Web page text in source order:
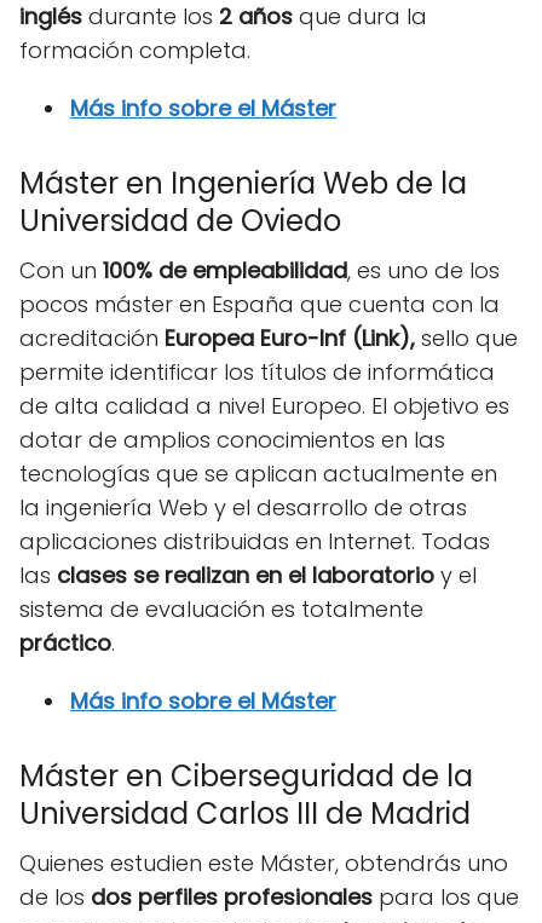
inglés durante los 2 años que dura la
formación completa.
Más info sobre el Máster
Máster en Ingeniería Web de la
Universidad de Oviedo
Con un 100% de empleabilidad, es uno de los
pocos máster en España que cuenta con la
acreditación Europea Euro-Inf (Link), sello que
permite identificar los títulos de informática
de alta calidad a nivel Europeo. El objetivo es
dotar de amplios conocimientos en las
tecnologías que se aplican actualmente en
la ingeniería Web y el desarrollo de otras
aplicaciones distribuidas en Internet. Todas
las clases se realizan en el laboratorio y el
sistema de evaluación es totalmente
práctico.
Más info sobre el Máster
Máster en Ciberseguridad de la
Universidad Carlos III de Madrid
Quienes estudien este Máster, obtendrás uno
de los dos perfiles profesionales para los que